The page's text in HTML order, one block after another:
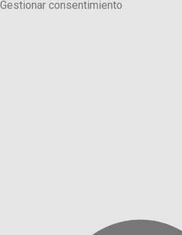
Gestionar consentimiento